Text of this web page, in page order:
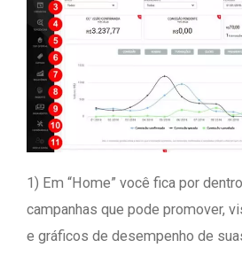
1) Em “Home” você fica por
campanhas que pode promover,
e gráficos de desempenho de